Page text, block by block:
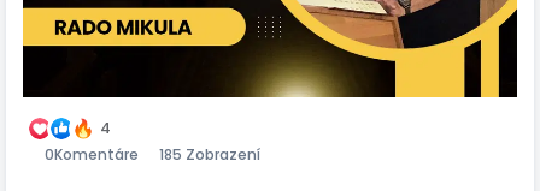
4
0Komentáre 185 Zobrazení